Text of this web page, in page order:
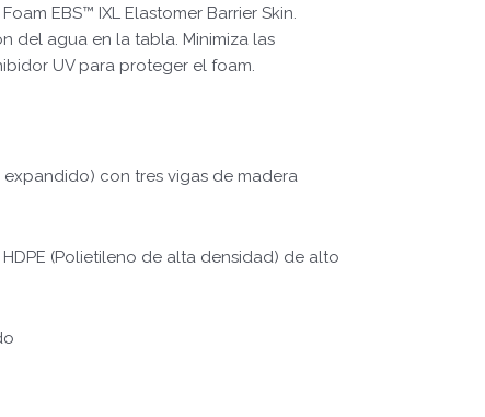
EBS™ IXL Elastomer Barrier Skin.
del agua en la tabla. Minimiza las
UV para proteger el foam.
expandido) con tres vigas de madera
(Polietileno de alta densidad) de alto